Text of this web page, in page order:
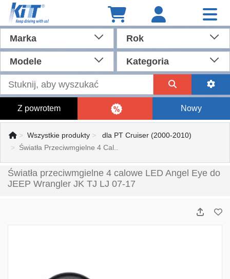
Marka Rok
Modele Kategoria
Z powrotem Nowy
Wszystkie produkty
dla PT Cruiser (2000-2010)
Światła Przeciwmgielne 4 Cal..
Światła przeciwmgielne 4 calowe LED Angel Eye do
JEEP Wrangler JK TJ LJ 07-17